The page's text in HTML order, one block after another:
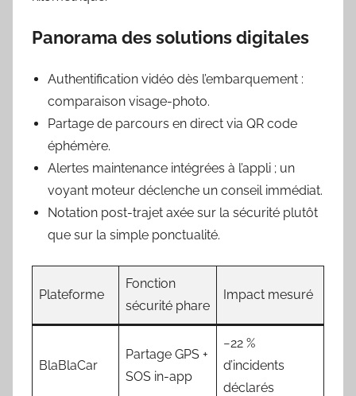
Panorama des solutions digitales
Authentification vidéo dès l’embarquement :
comparaison visage-photo.
Partage de parcours en direct via QR code
éphémère.
Alertes maintenance intégrées à l’appli ; un
voyant moteur déclenche un conseil immédiat.
Notation post-trajet axée sur la sécurité plutôt
que sur la simple ponctualité.
Plateforme
Fonction
sécurité phare
Impact mesuré
BlaBlaCar
Partage GPS +
SOS in-app
−22 %
d’incidents
déclarés